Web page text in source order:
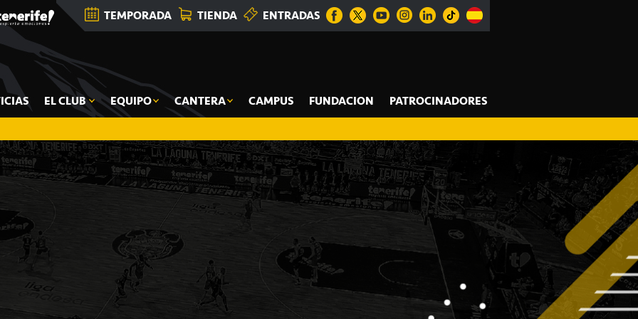
TEMPORADA TIENDA ENTRADAS
EL CLUB EQUIPO CANTERA CAMPUS FUNDACION PATROCINADORES